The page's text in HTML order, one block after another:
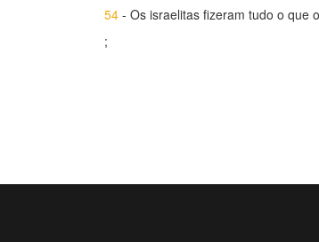
54 - Os israelitas fizeram tudo o que
;